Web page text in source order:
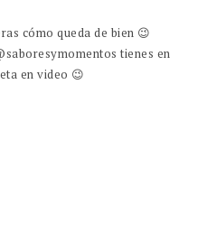
cómo queda de bien 😉
tienes en
en video 😉